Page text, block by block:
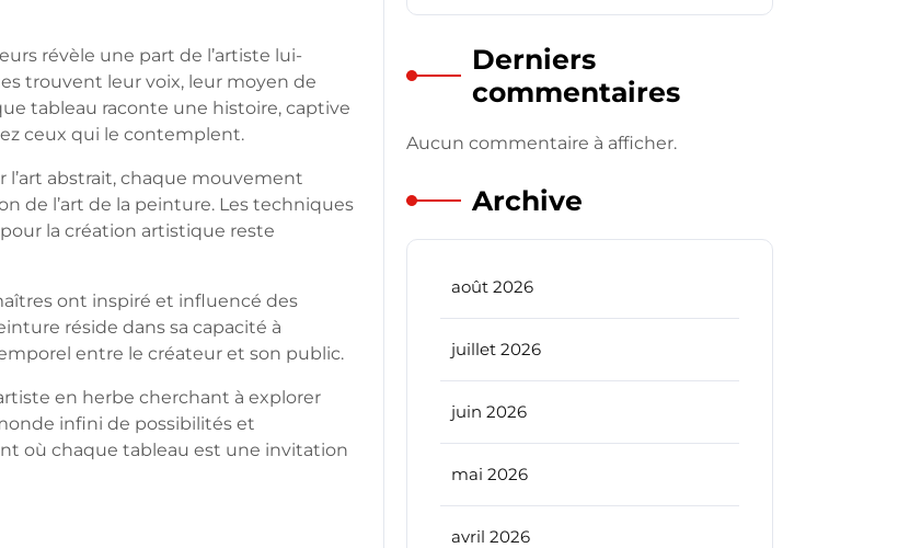
révèle une part de l’artiste lui-
trouvent leur voix, leur moyen de
tableau raconte une histoire, captive
ceux qui le contemplent.
l’art abstrait, chaque mouvement
de l’art de la peinture. Les techniques
la création artistique reste
ont inspiré et influencé des
réside dans sa capacité à
entre le créateur et son public.
en herbe cherchant à explorer
infini de possibilités et
où chaque tableau est une invitation
Derniers
commentaires
Aucun commentaire à afficher.
Archive
août 2026
juillet 2026
juin 2026
mai 2026
avril 2026